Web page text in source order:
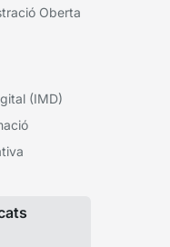
Oberta
(IMD)